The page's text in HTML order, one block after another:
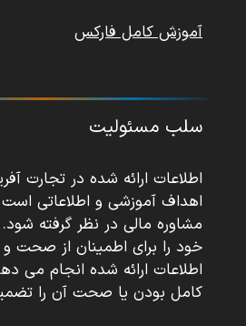
آموزش کامل فارکس
سلب مسئولیت
اطلاعات ارائه شده در تجارت
اهداف آموزشی و اطلاعاتی است
مشاوره مالی در نظر گرفته
خود را برای اطمینان از صحت
اطلاعات ارائه شده انجام می
کامل بودن یا صحت آن را